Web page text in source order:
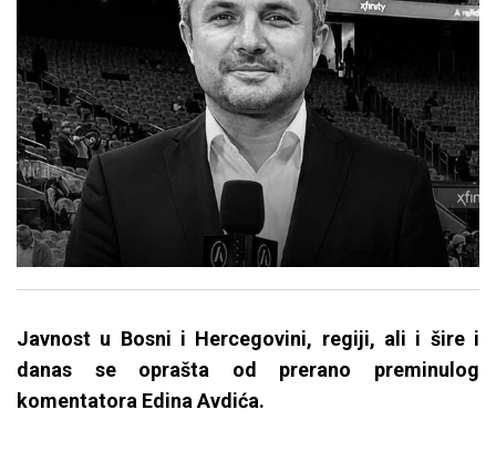
Javnost u Bosni i Hercegovini, regiji, ali i šire i
danas se oprašta od prerano preminulog
komentatora Edina Avdića.